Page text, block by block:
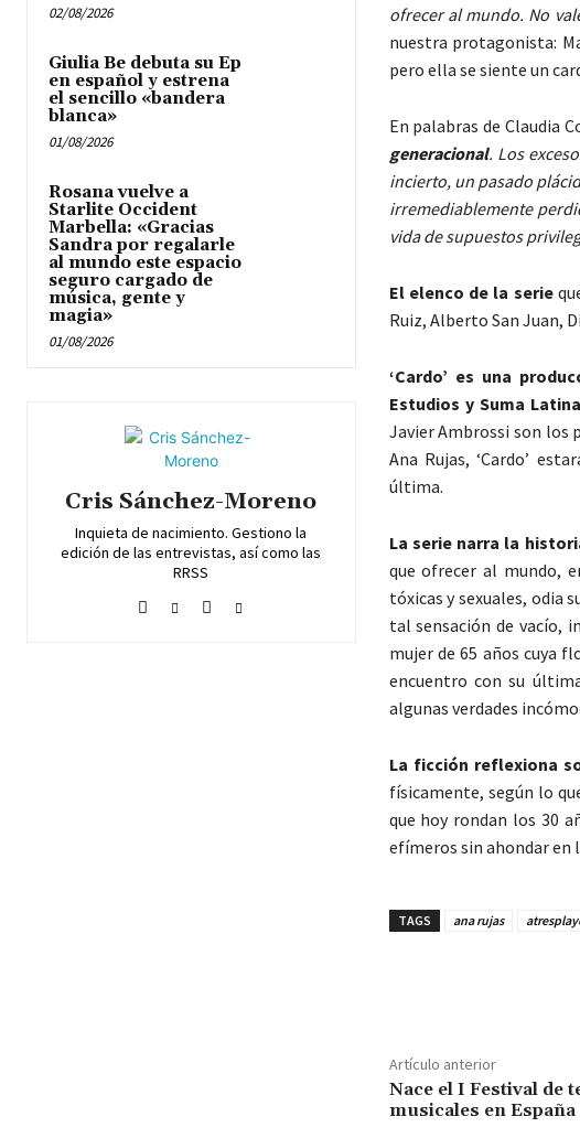
02/08/2026
Giulia Be debuta su Ep
en español y estrena
el sencillo «bandera
blanca»
01/08/2026
Rosana vuelve a
Starlite Occident
Marbella: «Gracias
Sandra por regalarle
al mundo este espacio
seguro cargado de
música, gente y
magia»
01/08/2026
Cris Sánchez-Moreno
Inquieta de nacimiento. Gestiono la
edición de las entrevistas, así como las
RRSS
ofrecer al mundo. No
nuestra protagonista:
pero ella se siente un
En palabras de Claudia
generacional. Los
incierto, un pasado
irremediablemente
vida de supuestos
El elenco de la serie
Ruiz, Alberto San Juan,
‘Cardo’ es una
Estudios y Suma
Javier Ambrossi son los
Ana Rujas, ‘Cardo’
última.
La serie narra la
que ofrecer al mundo,
tóxicas y sexuales, odia
tal sensación de vacío,
mujer de 65 años cuya
encuentro con su
algunas verdades
La ficción reflexiona
físicamente, según lo
que hoy rondan los 30
efímeros sin ahondar en
TAGS ana rujas
Artículo anterior
Nace el I Festival de
musicales en España